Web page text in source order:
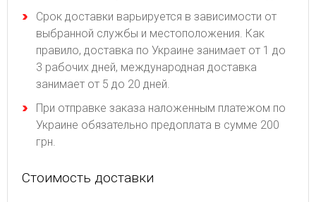
Срок доставки варьируется в зависимости от
выбранной службы и местоположения. Как
правило, доставка по Украине занимает от 1 до
3 рабочих дней, международная доставка
занимает от 5 до 20 дней.
При отправке заказа наложенным платежом по
Украине обязательно предоплата в сумме 200
грн.
Стоимость доставки